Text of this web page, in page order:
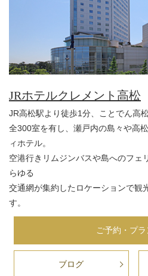
JRホテルクレメント高松
JR高松駅より徒歩1分、ことでん高
全300室を有し、瀬戸内の島々や高
ィホテル。
空港行きリムジンバスや島へのフェ
らゆる
交通網が集約したロケーションで観
す。
ご予約・プ
ブログ